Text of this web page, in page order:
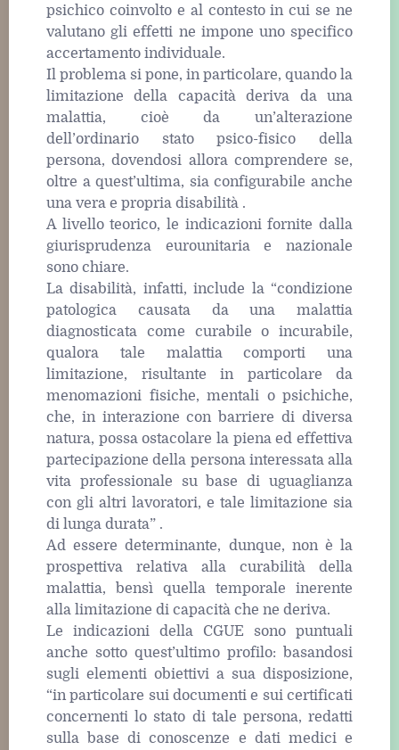
psichico coinvolto e al contesto in cui se ne
valutano gli effetti ne impone uno specifico
accertamento individuale.
Il problema si pone, in particolare, quando la
limitazione della capacità deriva da una
malattia, cioè da un’alterazione
dell’ordinario stato psico-fisico della
persona, dovendosi allora comprendere se,
oltre a quest’ultima, sia configurabile anche
una vera e propria disabilità .
A livello teorico, le indicazioni fornite dalla
giurisprudenza eurounitaria e nazionale
sono chiare.
La disabilità, infatti, include la “condizione
patologica causata da una malattia
diagnosticata come curabile o incurabile,
qualora tale malattia comporti una
limitazione, risultante in particolare da
menomazioni fisiche, mentali o psichiche,
che, in interazione con barriere di diversa
natura, possa ostacolare la piena ed effettiva
partecipazione della persona interessata alla
vita professionale su base di uguaglianza
con gli altri lavoratori, e tale limitazione sia
di lunga durata” .
Ad essere determinante, dunque, non è la
prospettiva relativa alla curabilità della
malattia, bensì quella temporale inerente
alla limitazione di capacità che ne deriva.
Le indicazioni della CGUE sono puntuali
anche sotto quest’ultimo profilo: basandosi
sugli elementi obiettivi a sua disposizione,
“in particolare sui documenti e sui certificati
concernenti lo stato di tale persona, redatti
sulla base di conoscenze e dati medici e